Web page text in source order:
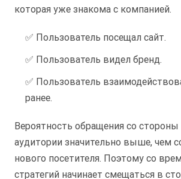
которая уже знакома с компанией.
✅ Пользователь посещал сайт.
✅ Пользователь видел бренд.
✅ Пользователь
ранее.
Вероятность обращения со стороны
аудитории значительно выше, чем
нового посетителя. Поэтому со
стратегий начинает смещаться в